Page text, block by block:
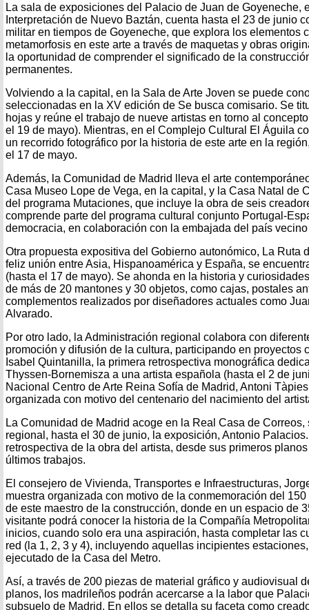
La sala de exposiciones del Palacio de Juan de Goyeneche,
Interpretación de Nuevo Baztán, cuenta hasta el 23 de junio
militar en tiempos de Goyeneche, que explora los elementos
metamorfosis en este arte a través de maquetas y obras
la oportunidad de comprender el significado de la
permanentes.
Volviendo a la capital, en la Sala de Arte Joven se puede
seleccionadas en la XV edición de Se busca comisario. Se
hojas y reúne el trabajo de nueve artistas en torno al
el 19 de mayo). Mientras, en el Complejo Cultural El Águila
un recorrido fotográfico por la historia de este arte en la
el 17 de mayo.
Además, la Comunidad de Madrid lleva el arte
Casa Museo Lope de Vega, en la capital, y la Casa Natal de
del programa Mutaciones, que incluye la obra de seis
comprende parte del programa cultural conjunto Portugal-
democracia, en colaboración con la embajada del país
Otra propuesta expositiva del Gobierno autonómico, La Ruta
feliz unión entre Asia, Hispanoamérica y España, se
(hasta el 17 de mayo). Se ahonda en la historia y
de más de 20 mantones y 30 objetos, como cajas, postales
complementos realizados por diseñadores actuales como
Alvarado.
Por otro lado, la Administración regional colabora con
promoción y difusión de la cultura, participando en proyectos
Isabel Quintanilla, la primera retrospectiva monográfica
Thyssen-Bornemisza a una artista española (hasta el 2 de
Nacional Centro de Arte Reina Sofía de Madrid, Antoni
organizada con motivo del centenario del nacimiento del
La Comunidad de Madrid acoge en la Real Casa de
regional, hasta el 30 de junio, la exposición, Antonio
retrospectiva de la obra del artista, desde sus primeros
últimos trabajos.
El consejero de Vivienda, Transportes e Infraestructuras,
muestra organizada con motivo de la conmemoración del
de este maestro de la construcción, donde en un espacio de
visitante podrá conocer la historia de la Compañía
inicios, cuando solo era una aspiración, hasta completar las
red (la 1, 2, 3 y 4), incluyendo aquellas incipientes
ejecutado de la Casa del Metro.
Así, a través de 200 piezas de material gráfico y audiovisual
planos, los madrileños podrán acercarse a la labor que
subsuelo de Madrid. En ellos se detalla su faceta como